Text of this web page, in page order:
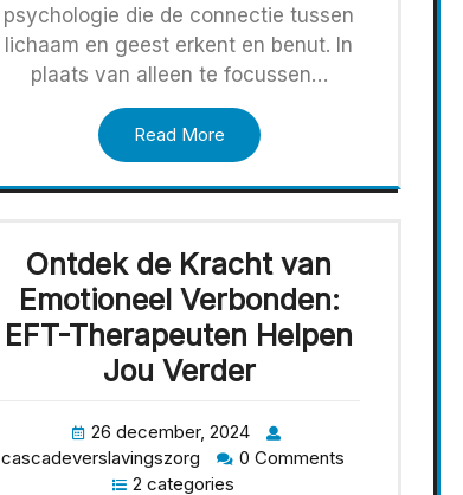
psychologie die de connectie tussen
lichaam en geest erkent en benut. In
plaats van alleen te focussen…
Read More
Ontdek de Kracht van
Emotioneel Verbonden:
EFT-Therapeuten Helpen
Jou Verder
26 december, 2024
cascadeverslavingszorg
0 Comments
2 categories